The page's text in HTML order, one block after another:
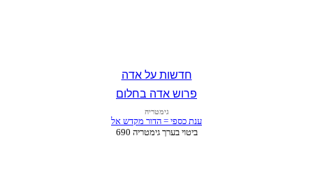
חדשות על אדה
פרוש אדה בחלום